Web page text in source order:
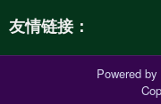
友情链接：
Powered by